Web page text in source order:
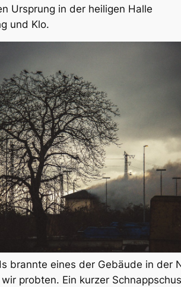
Ursprung in der heiligen Halle
und Klo.
brannte eines der Gebäude in der
probten. Ein kurzer